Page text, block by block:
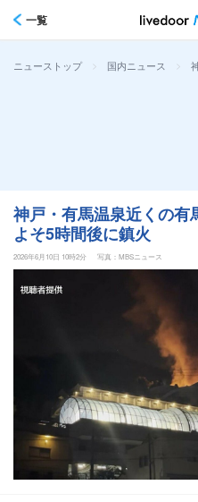
一覧
ニューストップ > 国内ニュース >
神戸・有馬温泉近くの
よそ5時間後に鎮火
2026年6月10日 10時2分 写真：MBSニュース